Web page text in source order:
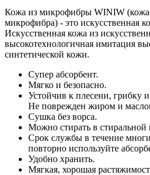
Кожа из микрофибры WINIW (кожа
микрофибра) - это искусственная
Искусственная кожа из
высокотехнологичная имитация
синтетической кожи.
Супер абсорбент.
Мягко и безопасно.
Устойчив к плесени, грибку
Не поврежден жиром и
Сушка без ворса.
Можно стирать в
Срок службы в течение
повторно используйте
Удобно хранить.
Мягкая, хорошая